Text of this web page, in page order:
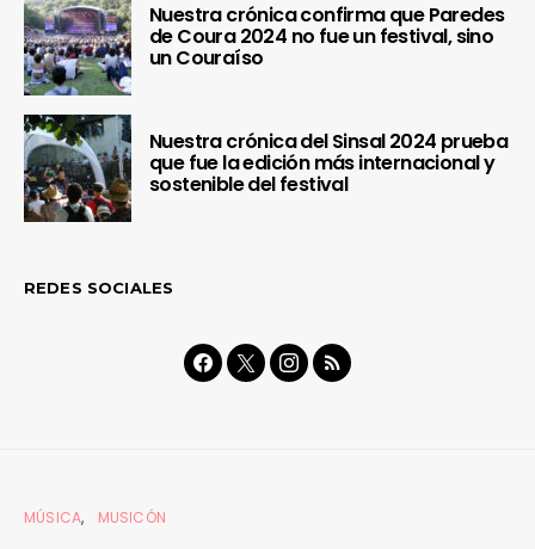
Nuestra crónica confirma que Paredes
de Coura 2024 no fue un festival, sino
un Couraíso
Nuestra crónica del Sinsal 2024 prueba
que fue la edición más internacional y
sostenible del festival
REDES SOCIALES
MÚSICA MUSICÓN